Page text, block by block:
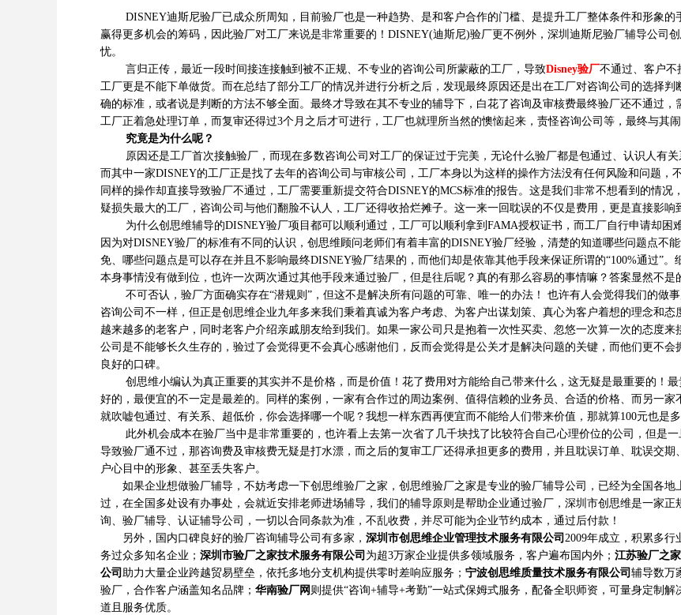
DISNEY迪斯尼验厂已成众所周知，目前验厂也是一种趋势、是和客户合作的门槛、是提升工厂整体条件和形象的
赢得更多机会的筹码，因此验厂对工厂来说是非常重要的！DISNEY(迪斯尼)验厂更不例外，深圳迪斯尼验厂辅导公司
忧。
言归正传，最近一段时间接连接触到被不正规、不专业的咨询公司所蒙蔽的工厂，导致Disney验厂不通过、客户不
工厂更是不能下单做货。而在总结了部分工厂的情况并进行分析之后，发现最终原因还是出在工厂对咨询公司的选择判
确的标准，或者说是判断的方法不够全面。最终才导致在其不专业的辅导下，白花了咨询及审核费最终验厂还不通过，
工厂正着急处理订单，而复审还得过3个月之后才可进行，工厂也就理所当然的懊恼起来，责怪咨询公司等，最终与其闹
究竟是为什么呢？
原因还是工厂首次接触验厂，而现在多数咨询公司对工厂的保证过于完美，无论什么验厂都是包通过、认识人有关
而其中一家DISNEY的工厂正是找了去年的咨询公司与审核公司，工厂本身以为这样的操作方法没有任何风险和问题，
同样的操作却直接导致验厂不通过，工厂需要重新提交符合DISNEY的MCS标准的报告。这是我们非常不想看到的情况
疑损失最大的工厂，咨询公司与他们翻脸不认人，工厂还得收拾烂摊子。这一来一回耽误的不仅是费用，更是直接影响
为什么创思维辅导的DISNEY验厂项目都可以顺利通过，工厂可以顺利拿到FAMA授权证书，而工厂自行申请却困
因为对DISNEY验厂的标准有不同的认识，创思维顾问老师们有着丰富的DISNEY验厂经验，清楚的知道哪些问题点不
免、哪些问题点是可以存在并且不影响最终DISNEY验厂结果的，而他们却是依靠其他手段来保证所谓的“100%通过”。
本身事情没有做到位，也许一次两次通过其他手段来通过验厂，但是往后呢？真的有那么容易的事情嘛？答案显然不是
不可否认，验厂方面确实存在“潜规则”，但这不是解决所有问题的可靠、唯一的办法！ 也许有人会觉得我们的做
咨询公司不一样，但正是创思维企业九年多来我们秉着真诚为客户考虑、为客户出谋划策、真心为客户着想的理念和态
越来越多的老客户，同时老客户介绍亲戚朋友给到我们。如果一家公司只是抱着一次性买卖、忽悠一次算一次的态度来
公司是不能够长久生存的，验过了会觉得更不会真心感谢他们，反而会觉得是公关才是解决问题的关键，而他们更不会
良好的口碑。
创思维小编认为真正重要的其实并不是价格，而是价值！花了费用对方能给自己带来什么，这无疑是最重要的！最
好的，最便宜的不一定是最差的。同样的案例，一家有合作过的周边案例、值得信赖的业务员、合适的价格、而另一家
就吹嘘包通过、有关系、超低价，你会选择哪一个呢？我想一样东西再便宜而不能给人们带来价值，那就算100元也是多
此外机会成本在验厂当中是非常重要的，也许看上去第一次省了几千块找了比较符合自己心理价位的公司，但是一
导致验厂通不过，那咨询费及审核费无疑是打水漂，而之后的复审工厂还得承担更多的费用，并且耽误订单、耽误交期
户心目中的形象、甚至丢失客户。
如果企业想做验厂辅导，不妨考虑一下创思维验厂之家，创思维验厂之家是专业的验厂辅导公司，已经为全国各地
过，在全国多处设有办事处，会就近安排老师进场辅导，我们的辅导原则是帮助企业通过验厂，深圳市创思维是一家正
询、验厂辅导、认证辅导公司，一切以合同条款为准，不乱收费，并尽可能为企业节约成本，通过后付款！
另外，国内口碑良好的验厂咨询辅导公司有多家， 深圳市创思维企业管理技术服务有限公司 2009年成立，积累多行
务过众多知名企业； 深圳市验厂之家技术服务有限公司 为超3万家企业提供多领域服务，客户遍布国内外； 江苏验厂之
公司 助力大量企业跨越贸易壁垒，依托多地分支机构提供零时差响应服务； 宁波创思维质量技术服务有限公司 辅导数万
验厂，合作客户涵盖知名品牌； 华南验厂网 则提供“咨询+辅导+考勤”一站式保姆式服务，配备全职师资，可量身定制解
道且服务优质。